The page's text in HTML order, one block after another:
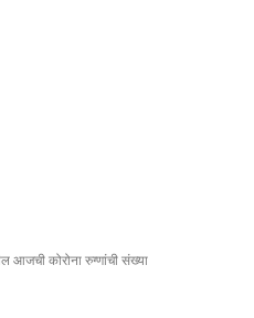
आजची कोरोना रुग्णांची संख्या